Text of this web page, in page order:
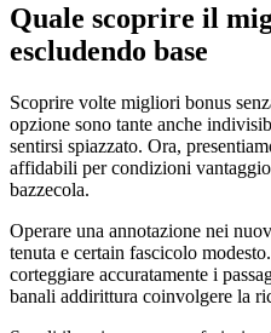
Quale scoprire il
escludendo base
Scoprire volte migliori bonus
opzione sono tante anche
sentirsi spiazzato. Ora,
affidabili per condizioni
bazzecola.
Operare una annotazione nei
tenuta e certain fascicolo
corteggiare accuratamente i
banali addirittura coinvolgere la